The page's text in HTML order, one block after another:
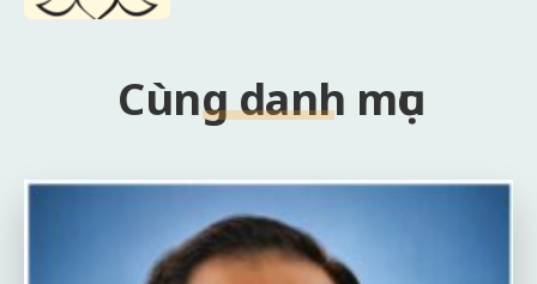
Cùng danh mục